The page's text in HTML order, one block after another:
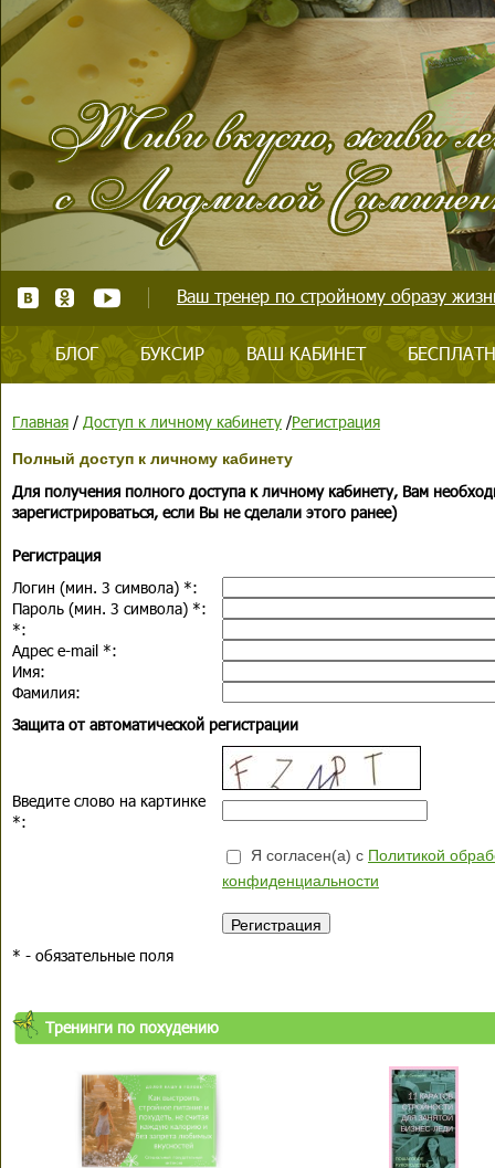
Ваш тренер по стройному образу
БЛОГ БУКСИР ВАШ КАБИНЕТ
Главная / Доступ к личному кабинету /Регистрация
Полный доступ к личному кабинету
Для получения полного доступа к личному кабинету, Вам
зарегистрироваться, если Вы не сделали этого ранее)
Регистрация
Логин (мин. 3 символа) *:
Пароль (мин. 3 символа) *:
*:
Адрес e-mail *:
Имя:
Фамилия:
Защита от автоматической регистрации
Введите слово на картинке
*:
Я согласен(а) с Политикой
конфиденциальности
* - обязательные поля
Тренинги по похудению